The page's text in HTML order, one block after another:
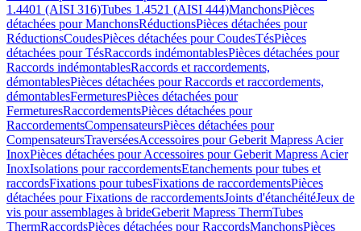
1.4401 (AISI 316)Tubes 1.4521 (AISI 444)ManchonsPièces
détachées pour ManchonsRéductionsPièces détachées pour
RéductionsCoudesPièces détachées pour CoudesTésPièces
détachées pour TésRaccords indémontablesPièces détachées pour
Raccords indémontablesRaccords et raccordements,
démontablesPièces détachées pour Raccords et raccordements,
démontablesFermeturesPièces détachées pour
FermeturesRaccordementsPièces détachées pour
RaccordementsCompensateursPièces détachées pour
CompensateursTraverséesAccessoires pour Geberit Mapress Acier
InoxPièces détachées pour Accessoires pour Geberit Mapress Acier
InoxIsolations pour raccordementsEtanchements pour tubes et
raccordsFixations pour tubesFixations de raccordementsPièces
détachées pour Fixations de raccordementsJoints d'étanchéitéJeux de
vis pour assemblages à brideGeberit Mapress ThermTubes
ThermRaccordsPièces détachées pour RaccordsManchonsPièces